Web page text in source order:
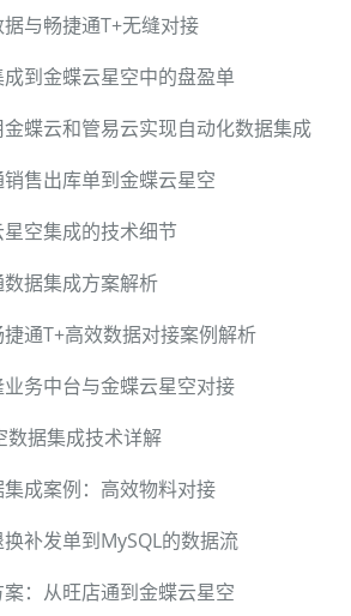
与畅捷通T+无缝对接
到金蝶云星空中的盘盈单
蝶云和管易云实现自动化数据集成
售出库单到金蝶云星空
空集成的技术细节
据集成方案解析
通T+高效数据对接案例解析
务中台与金蝶云星空对接
数据集成技术详解
成案例：高效物料对接
补发单到MySQL的数据流
：从旺店通到金蝶云星空